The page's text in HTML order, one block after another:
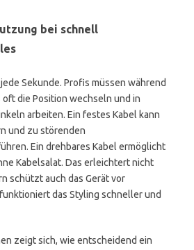
bei schnell
Sekunde. Profis müssen während
die Position wechseln und in
arbeiten. Ein festes Kabel kann
und zu störenden
Ein drehbares Kabel ermöglicht
Kabelsalat. Das erleichtert nicht
schützt auch das Gerät vor
das Styling schneller und
zeigt sich, wie entscheidend ein